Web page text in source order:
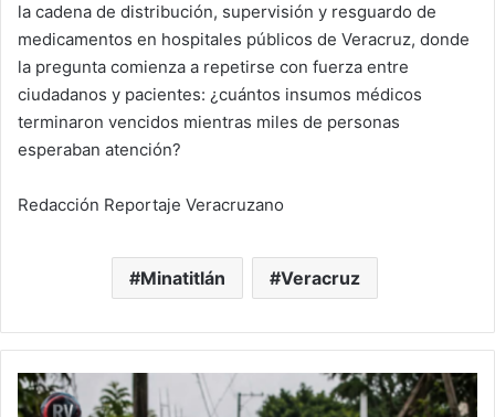
la cadena de distribución, supervisión y resguardo de
medicamentos en hospitales públicos de Veracruz, donde
la pregunta comienza a repetirse con fuerza entre
ciudadanos y pacientes: ¿cuántos insumos médicos
terminaron vencidos mientras miles de personas
esperaban atención?
Redacción Reportaje Veracruzano
Minatitlán Veracruz
Cables
caídos